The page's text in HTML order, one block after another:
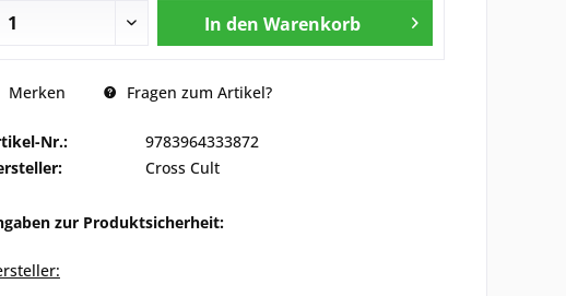
In den Warenkorb
Merken Fragen zum Artikel?
Nr.:
9783964333872
Cross Cult
zur Produktsicherheit: